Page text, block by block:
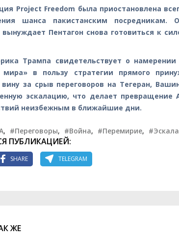
Project Freedom была приостановлена
шанса пакистанским посредникам.
вынуждает Пентагон снова готовиться к
Трампа свидетельствует о
мира» в пользу стратегии прямого
за срыв переговоров на Тегеран,
эскалацию, что делает превращение
неизбежным в ближайшие дни.
, #Переговоры, #Война, #Перемирие,
ПУБЛИКАЦИЕЙ:
SHARE TELEGRAM
ЖЕ